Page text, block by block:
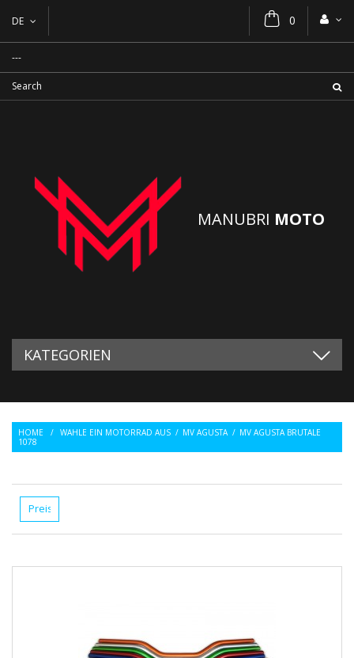
DE 0
MANUBRI MOTO
KATEGORIEN
HOME / WAHLE EIN MOTORRAD AUS / MV AGUSTA / MV AGUSTA BRUTALE
1078